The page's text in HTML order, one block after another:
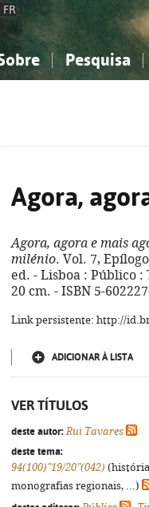
FR
Pesquisa
Agora,
Agora, agora e mais
milénio. Vol. 7, Epílogo
ed. - Lisboa : Público :
20 cm. - ISBN 5-
Link persistente: http://
ADICIONAR À LISTA
VER TÍTULOS
deste autor: Rui Tavares
deste tema:
94(100)"19/20"(042)
monografias regionais, ...)